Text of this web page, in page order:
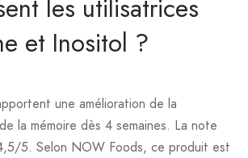
les utilisatrices
et Inositol ?
une amélioration de la
la mémoire dès 4 semaines. La note
5. Selon NOW Foods, ce produit est